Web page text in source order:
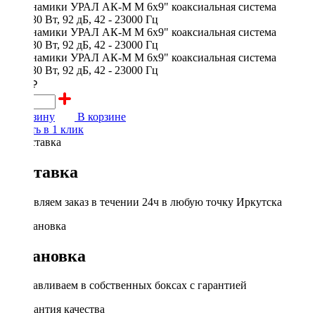
5990 ₽
В корзину
В корзине
Купить в 1 клик
Доставка
Доставляем заказ в течении 24ч в любую точку Иркутска
Установка
Устанавливаем в собственных боксах с гарантией